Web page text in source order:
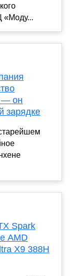
«Моду...
— он
зарядке
Spark
AMD
X9 388H